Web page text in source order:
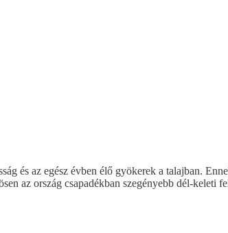
és az egész évben élő gyökerek a talajban.
az ország csapadékban szegényebb dél-keleti